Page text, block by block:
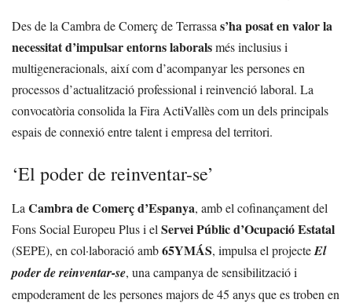
Des de la Cambra de Comerç de Terrassa s’ha posat en valor la
necessitat d’impulsar entorns laboralsmés inclusius i
multigeneracionals, així com d’acompanyar les persones en
processos d’actualització professional i reinvenció laboral. La
convocatòria consolida la Fira ActiVallès com un dels principals
espais de connexió entre talent i empresa del territori.
‘El poder de reinventar-se’
La Cambra de Comerç d’Espanya, amb el cofinançament del
Fons Social Europeu Plus i el Servei Públic d’Ocupació Estatal
(SEPE), en col·laboració amb65YMÁS, impulsa el projecteEl
poder de reinventar-se, una campanya de sensibilització i
empoderament de les persones majors de 45 anys que es troben en